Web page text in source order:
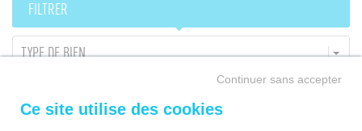
Des résidences neuves qui combinent architecture raffinée,
prestations de qualité, harmonie des ambiances
intérieures… Tous nos projets d'immobilier résidentiel sont
situés dans des quartiers privilégiés au sein de communes
immobilier neuf en Bretagne, Pays de la Loire, Nouvelle-
Aquitaine ou Rhône-Alpes.
FILTRER
TYPE DE BIEN
Continuer sans accepter